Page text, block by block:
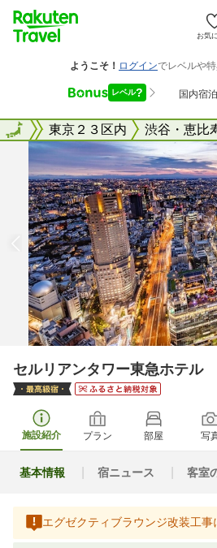
お気
京都 東京２３区内 渋谷・恵比
全国
セルリアンタワー東急ホテル
施設紹介 プラン 部屋 写
基本情報 宿ニュース 客室
エグゼクティブラウンジ改装工事